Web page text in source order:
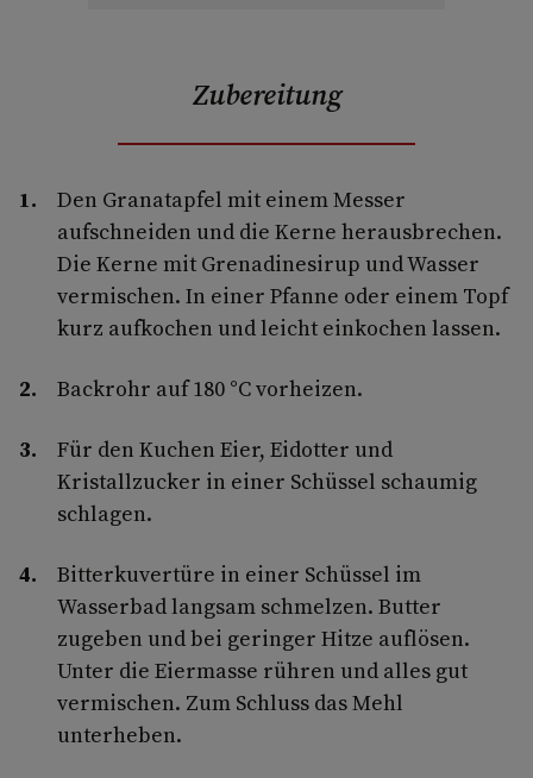
Zubereitung
Den Granatapfel mit einem Messer
aufschneiden und die Kerne herausbrechen.
Die Kerne mit Grenadinesirup und Wasser
vermischen. In einer Pfanne oder einem Topf
kurz aufkochen und leicht einkochen lassen.
Backrohr auf 180 °C vorheizen.
Für den Kuchen Eier, Eidotter und
Kristallzucker in einer Schüssel schaumig
schlagen.
Bitterkuvertüre in einer Schüssel im
Wasserbad langsam schmelzen. Butter
zugeben und bei geringer Hitze auflösen.
Unter die Eiermasse rühren und alles gut
vermischen. Zum Schluss das Mehl
unterheben.